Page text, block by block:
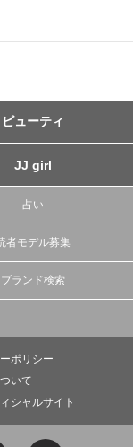
ビューティ
JJ girl
占い
者モデル募集
ブランド検索
ポリシー
いて
シャルサイト